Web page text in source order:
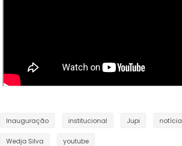
Inauguração institucional Jupi
Wedja Silva youtube